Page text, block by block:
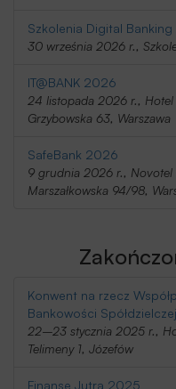
Szkolenia Digital Banking
30 września 2026 r.,
IT@BANK 2026
24 listopada 2026 r., Hotel
Grzybowska 63, Warszawa
SafeBank 2026
9 grudnia 2026 r., Novotel
Marszałkowska 94/98,
Konwent na rzecz
Bankowości
22–23 stycznia 2025 r.,
Telimeny 1, Józefów
Finanse Jutra 2025